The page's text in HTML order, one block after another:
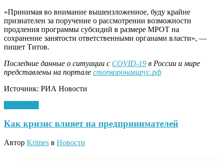
«Принимая во внимание вышеизложенное, буду крайне
признателен за поручение о рассмотрении возможности
продления программы субсидий в размере МРОТ на
сохранение занятости ответственными органами власти», —
пишет Титов.
Последние данные о ситуации с COVID-19 в России и мире
представлены на портале стопкоронавирус.рф
Источник: РИА Новости
Как кризис влияет на предпринимателей
Автор Krimes в Новости